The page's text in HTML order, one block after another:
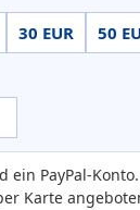
30 EUR 50
PayPal-
Karte